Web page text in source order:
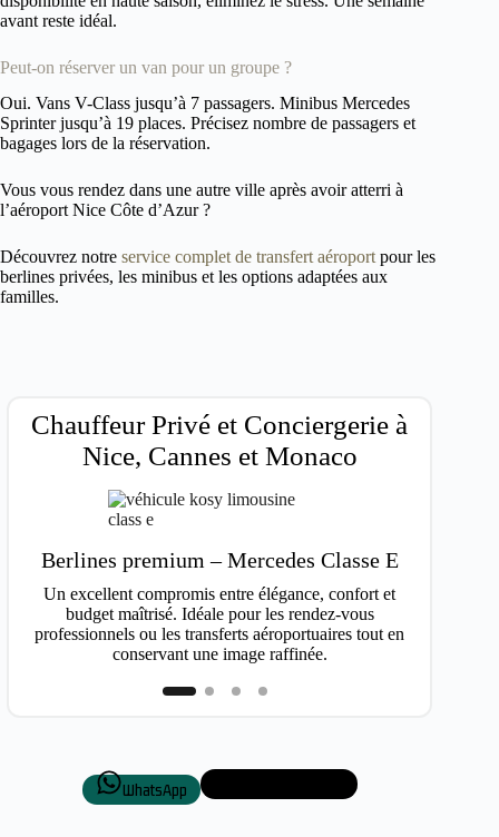
avant reste idéal.
Peut-on réserver un van pour un groupe ?
Oui. Vans V-Class jusqu’à 7 passagers. Minibus Mercedes
Sprinter jusqu’à 19 places. Précisez nombre de passagers et
bagages lors de la réservation.
Vous vous rendez dans une autre ville après avoir atterri à
l’aéroport Nice Côte d’Azur ?
Découvrez notre service complet de transfert aéroport pour les
berlines privées, les minibus et les options adaptées aux
familles.
Chauffeur Privé et Conciergerie à
Nice, Cannes et Monaco
Berlines premium – Mercedes Classe E
Un excellent compromis entre élégance, confort et
budget maîtrisé. Idéale pour les rendez-vous
professionnels ou les transferts aéroportuaires tout en
conservant une image raffinée.
WhatsApp